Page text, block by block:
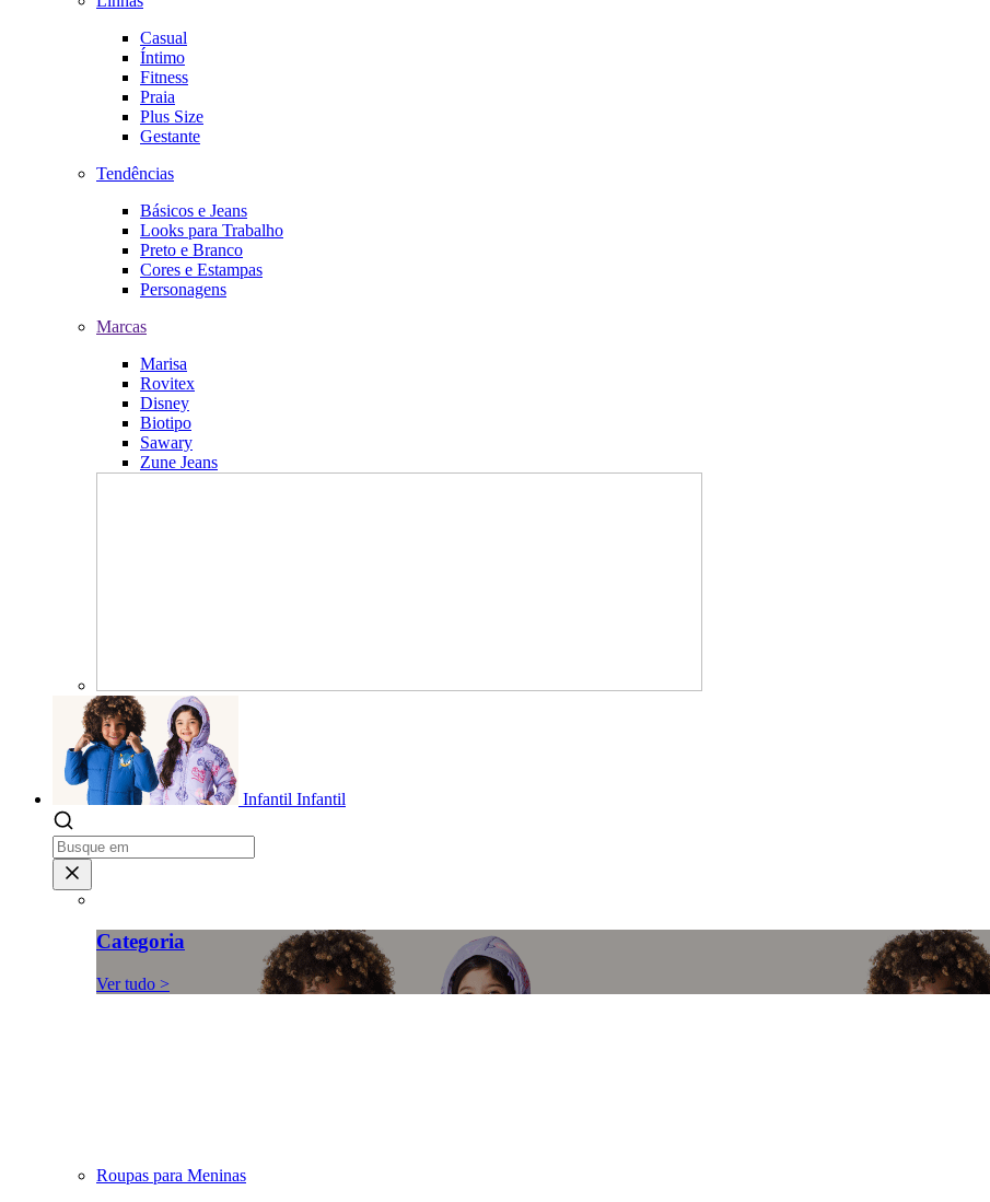
Casual
Íntimo
Fitness
Praia
Plus Size
Gestante
Tendências
Básicos e Jeans
Looks para Trabalho
Preto e Branco
Cores e Estampas
Personagens
Marcas
Marisa
Rovitex
Disney
Biotipo
Sawary
Zune Jeans
Infantil Infantil
Categoria
Ver tudo >
Roupas para Meninas